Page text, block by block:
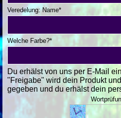
Veredelung: Name*
Welche Farbe?*
Du erhälst von uns per E-Mail
"Freigabe" wird dein Produkt
gegeben und du erhälst dein